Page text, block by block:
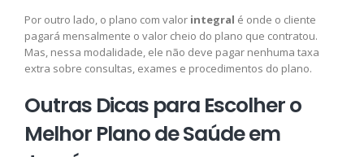
Por outro lado, o plano com valor integral é onde o cliente
pagará mensalmente o valor cheio do plano que contratou.
Mas, nessa modalidade, ele não deve pagar nenhuma taxa
extra sobre consultas, exames e procedimentos do plano.
Outras Dicas para Escolher o
Melhor Plano de Saúde em